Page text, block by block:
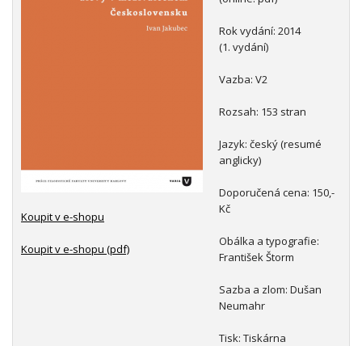
Koupit v e-shopu
Koupit v e-shopu (pdf)
Rok vydání: 2014
(1. vydání)
Vazba: V2
Rozsah: 153 stran
Jazyk: český (resumé
anglicky)
Doporučená cena: 150,-
Kč
Obálka a typografie:
František Štorm
Sazba a zlom: Dušan
Neumahr
Tisk: Tiskárna